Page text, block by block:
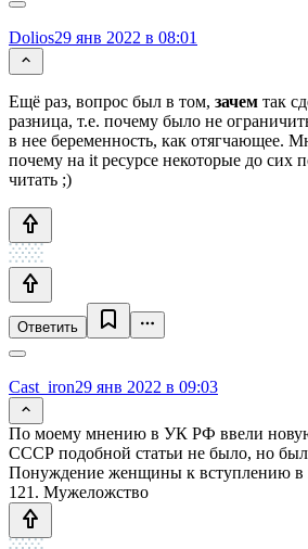
Dolios29 янв 2022 в 08:01
Ещё раз, вопрос был в том, зачем так
разница, т.е. почему было не
в нее беременность, как отягчающее.
почему на it ресурсе некоторые до сих
читать ;)
Ответить
Cast_iron29 янв 2022 в 09:03
По моему мнению в УК РФ ввели
СССР подобной статьи не было, но
Понуждение женщины к вступлению в
121. Мужеложство